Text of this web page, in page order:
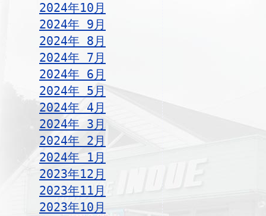
2024年10月
2024年 9月
2024年 8月
2024年 7月
2024年 6月
2024年 5月
2024年 4月
2024年 3月
2024年 2月
2024年 1月
2023年12月
2023年11月
2023年10月